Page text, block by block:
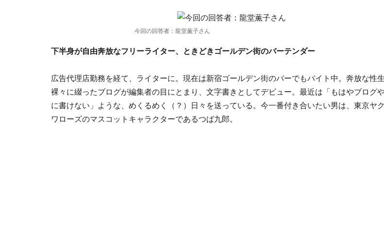
今回の回答者：龍堂薫子さん
下半身が自由奔放なフリーライター、ときどきゴールデン街のバーテンダー
広告代理店勤務を経て、ライターに。現在は新宿ゴールデン街のバーでもバイト中。奔放な性
裸々に綴ったブログが編集者の目にとまり、文字書きとしてデビュー。最近は「もはやブログ
に書けない」ような、めくるめく（？）日々を送っている。今一番付き合いたい男は、東京ヤ
ワローズのマスコットキャラクターであるつば九郎。